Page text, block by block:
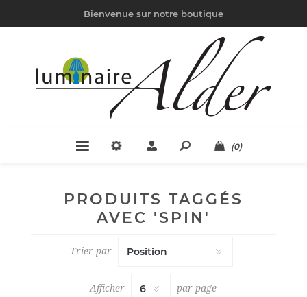
Bienvenue sur notre boutique
(0)
PRODUITS TAGGÉS
AVEC 'SPIN'
Trier par
Afficher par page